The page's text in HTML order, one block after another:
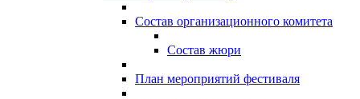
Состав организационного комитета
Состав жюри
План мероприятий фестиваля